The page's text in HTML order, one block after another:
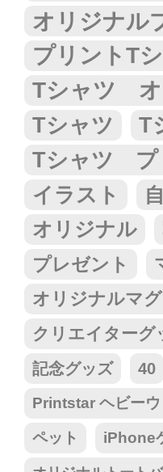
オリジナル
プリントT
Tシャツ オ
Tシャツ
T
Tシャツ プ
イラスト
オリジナル
プレゼント
オリジナルマ
クリエイターグ
記念グッズ
40
Printstar ヘビー
ペット iPhone